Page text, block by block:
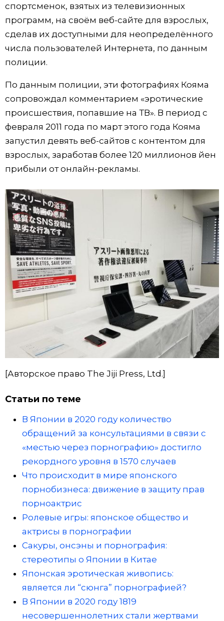
Токио
От редакции
спортсменок, взятых из телевизионных
программ, на своём веб-сайте для взрослых,
сделав их доступными для неопределённого
числа пользователей Интернета, по данным
полиции.
По данным полиции, эти фотографиях Кояма
сопровождал комментарием «эротические
происшествия, попавшие на ТВ». В период с
февраля 2011 года по март этого года Кояма
запустил девять веб-сайтов с контентом для
взрослых, заработав более 120 миллионов йен
прибыли от онлайн-рекламы.
[Авторское право The Jiji Press, Ltd.]
Статьи по теме
В Японии в 2020 году количество
обращений за консультациями в связи с
«местью через порнографию» достигло
рекордного уровня в 1570 случаев
Что происходит в мире японского
порнобизнеса: движение в защиту прав
порноактрис
Ролевые игры: японское общество и
актрисы в порнографии
Сакуры, онсэны и порнография:
стереотипы о Японии в Китае
Японская эротическая живопись:
является ли “сюнга” порнографией?
В Японии в 2020 году 1819
несовершеннолетних стали жертвами